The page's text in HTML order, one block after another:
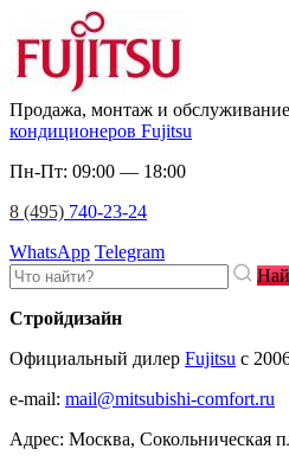
Продажа, монтаж и обслуживание
кондиционеров Fujitsu
Пн-Пт: 09:00 — 18:00
8 (495) 740-23-24
WhatsApp Telegram
Стройдизайн
Официальный дилер Fujitsu c
e-mail: mail@mitsubishi-comfort.ru
Адрес: Москва, Сокольническая